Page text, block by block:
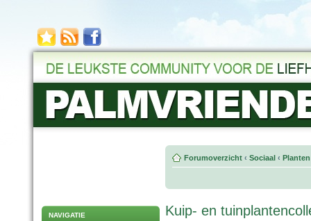
NAVIGATIE
Forumoverzicht ‹ Sociaal ‹
Kuip- en